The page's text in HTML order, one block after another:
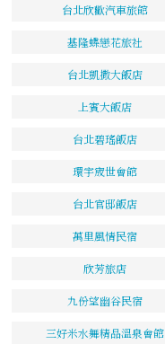
台北欣歡汽車旅館
基隆蝶戀花旅社
台北凱撒大飯店
上賓大飯店
台北碧瑤飯店
環宇宬世會館
台北官邸飯店
萬里風情民宿
欣芳旅店
九份望幽谷民宿
三好米水舞精品溫泉會館